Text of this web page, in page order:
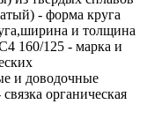
- форма круга
и толщина
160/125 - марка и
и доводочные
органическая